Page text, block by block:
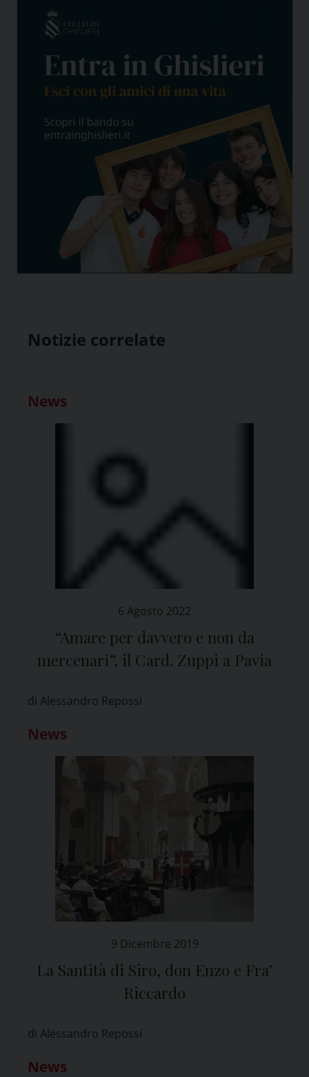
Notizie correlate
News
6 Agosto 2022
“Amare per davvero e non da
mercenari”, il Card. Zuppi a Pavia
di Alessandro Repossi
News
9 Dicembre 2019
La Santità di Siro, don Enzo e Fra’
Riccardo
di Alessandro Repossi
News